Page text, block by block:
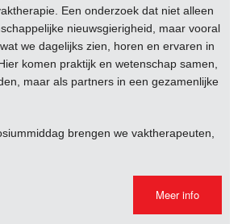
Een onderzoek dat niet alleen
nieuwsgierigheid, maar vooral
we dagelijks zien, horen en ervaren in
komen praktijk en wetenschap samen,
maar als partners in een gezamenlijke
brengen we vaktherapeuten,
Meer info